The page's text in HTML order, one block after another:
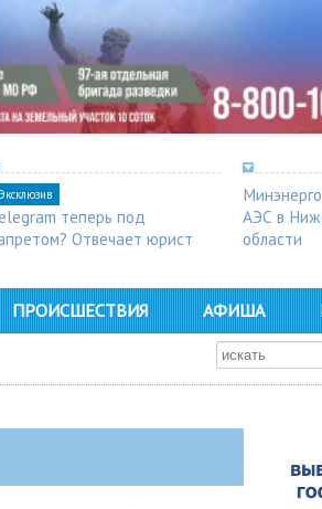
теперь под
Отвечает юрист
АЭС в
области
ПРОИСШЕСТВИЯ АФИША